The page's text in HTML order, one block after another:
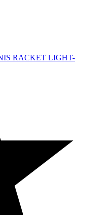
RACKET LIGHT-